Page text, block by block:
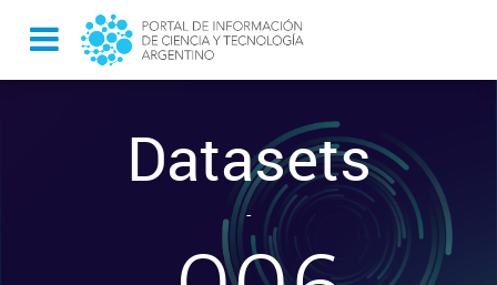
Datasets
-